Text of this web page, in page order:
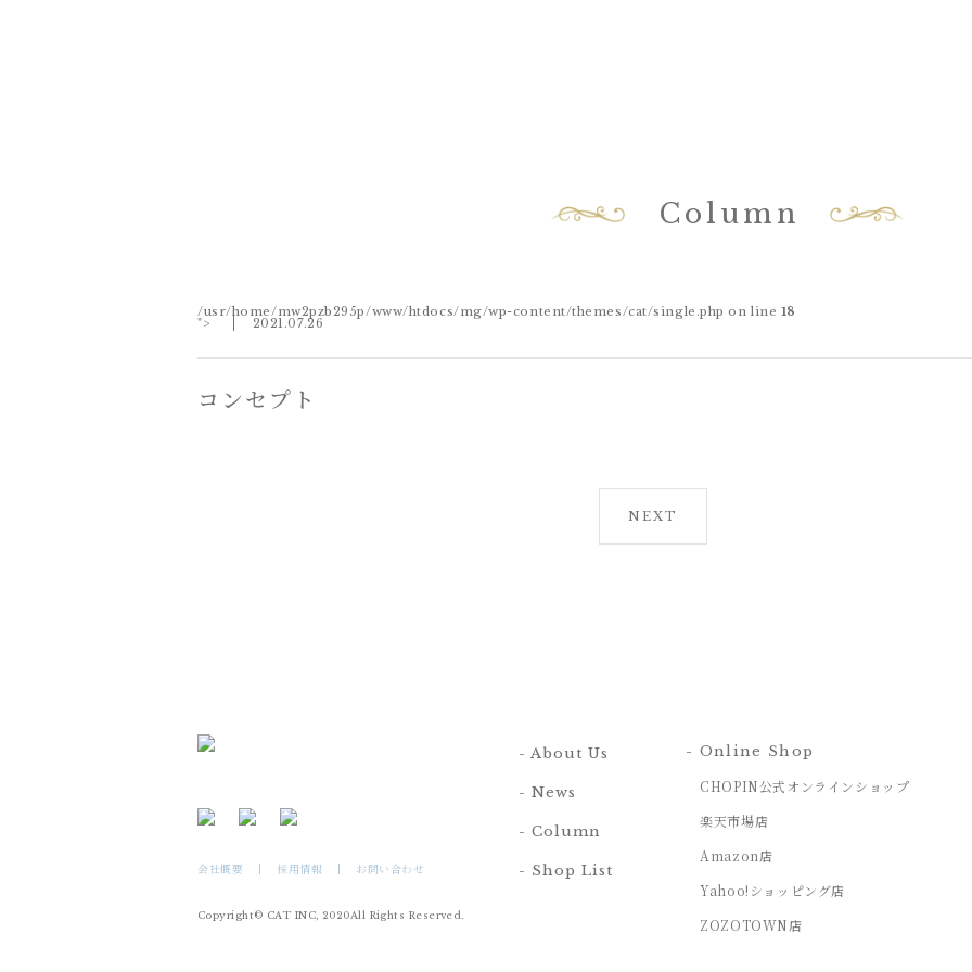
Column
/usr/home/mw2pzb295p/www/htdocs/mg/wp-content/themes/cat/single.php on line 18
"> 2021.07.26
コンセプト
NEXT
会社概要 採用情報 お問い合わせ
Copyright© CAT INC, 2020All Rights Reserved.
- About Us
- News
- Column
- Shop List
- Online Shop
CHOPIN公式オンラインショップ
楽天市場店
Amazon店
Yahoo!ショッピング店
ZOZOTOWN店